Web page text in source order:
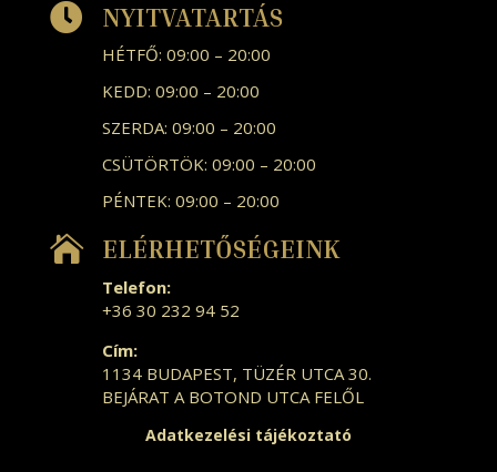
 NYITVATARTÁS
HÉTFŐ: 09:00 – 20:00
KEDD: 09:00 – 20:00
SZERDA: 09:00 – 20:00
CSÜTÖRTÖK: 09:00 – 20:00
PÉNTEK: 09:00 – 20:00
 ELÉRHETŐSÉGEINK
Telefon:
+36 30 232 94 52
Cím:
1134 BUDAPEST, TÜZÉR UTCA 30.
BEJÁRAT A BOTOND UTCA FELŐL
Adatkezelési tájékoztató